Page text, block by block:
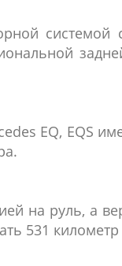
системой
EQ, EQS
на руль, а
531